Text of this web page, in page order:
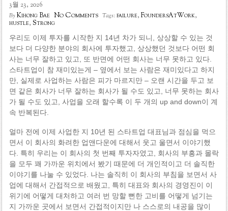
3월 23, 2026
ByKihong Bae No Comments Tags:failure, FoundersAtWork,
hustle, Strong
우리도 이제 투자를 시작한 지 14년 차가 되니, 상상할 수 있는 것
보다 더 다양한 분야의 회사에 투자했고, 상상했던 것보다 어떤 회
사는 너무 잘하고 있고, 또 반면에 어떤 회사는 너무 못하고 있다.
스타트업이 참 재미있는게 – 옆에서 보는 사람은 재미있다고 하지
만, 실제로 사업하는 사람은 피가 마르지만 – 오랜 시간을 두고 보
면 같은 회사가 너무 잘하는 회사가 될 수도 있고, 너무 못하는 회사
가 될 수도 있고, 사업을 오래 할수록 이 두 개의 up and down이 계
속 반복된다.
얼마 전에 이제 사업한 지 10년 된 스타트업 대표님과 점심을 먹으
면서 이 회사의 화려한 업앤다운에 대해서 웃고 울면서 이야기했
다. 특히 우리는 이 회사의 첫 번째 투자자였고, 회사의 부흥과 몰락
을 모두 꽤 가까운 위치에서 봤기 때문에 더 개인적이고 더 솔직한
이야기를 나눌 수 있었다. 나는 솔직히 이 회사의 부침을 보면서 사
업에 대해서 간접적으로 배웠고, 특히 대표와 회사의 경영진이 이
위기에 어떻게 대처하고 여러 번 망할 뻔한 고비를 어떻게 넘기는
지 가까운 곳에서 보면서 간접적이지만 나 스스로의 내공을 많이